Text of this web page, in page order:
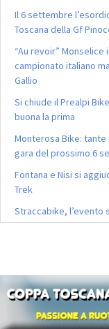
Il 6 settembre
Toscana della Gf
“Au revoir” Monselice
campionato italiano
Gallio
Si chiude il Prealpi
buona la prima
Monterosa Bike: tante
gara del prossimo 6
Fontana e Nisi si
Trek
Straccabike, l’evento